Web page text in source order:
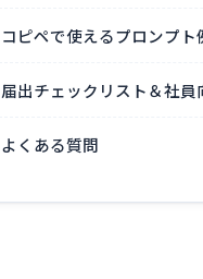
コピペで使えるプロンプト
届出チェックリスト＆社員
よくある質問